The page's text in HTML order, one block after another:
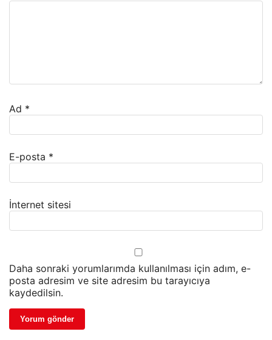
Ad *
E-posta *
İnternet sitesi
Daha sonraki yorumlarımda kullanılması için adım, e-
posta adresim ve site adresim bu tarayıcıya
kaydedilsin.